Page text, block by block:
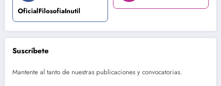
OficialFilosofiaInutil
Suscríbete
Mantente al tanto de nuestras publicaciones y convocatorias.